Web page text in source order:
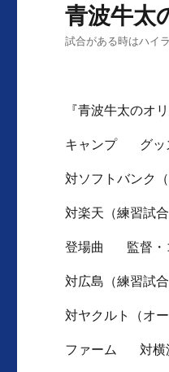
青波牛太
試合がある時はハイ
『青波牛太のオ
キャンプ グッ
対ソフトバンク
対楽天（練習試合
登場曲 監督・
対広島（練習試合
対ヤクルト（オー
ファーム 対横